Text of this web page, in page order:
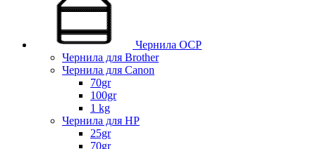
Чернила OCP
Чернила для Brother
Чернила для Canon
70gr
100gr
1 kg
Чернила для HP
25gr
70gr